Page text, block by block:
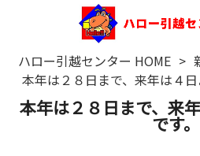
ハロー引越センター HOME >
本年は２８日まで、来年は４日
本年は２８日まで、来
です。